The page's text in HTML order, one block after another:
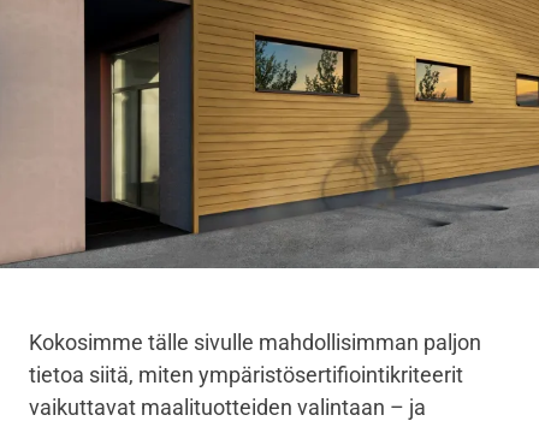
Kokosimme tälle sivulle mahdollisimman paljon
tietoa siitä, miten ympäristösertifiointikriteerit
vaikuttavat maalituotteiden valintaan – ja